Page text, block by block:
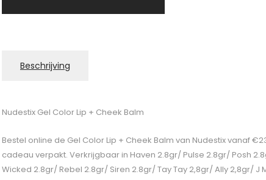
Beschrijving
Nudestix Gel Color Lip + Cheek Balm
Bestel online de Gel Color Lip + Cheek Balm van Nudestix vanaf
cadeau verpakt. Verkrijgbaar in Haven 2.8gr/ Pulse 2.8gr/ Posh
Wicked 2.8gr/ Rebel 2.8gr/ Siren 2.8gr/ Tay Tay 2,8gr/ Ally 2,8gr/ J